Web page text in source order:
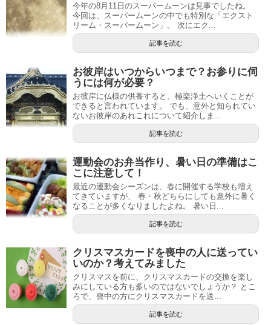
今年の8月11日のスーパームーンは見事でしたね。
今回は、スーパームーンの中でも特別な「エクスト
リーム・スーパームーン」。 次にエク...
記事を読む
お彼岸はいつからいつまで？お参りに伺
うには何が必要？
お彼岸に仏様の供養すると、極楽浄土へいくことが
できると言われています。 でも、意外と知られてい
ないお彼岸のあれこれについて紹介しま...
記事を読む
運動会のお弁当作り、暑い日の準備はこ
こに注意して！
最近の運動会シーズンは、春に開催する学校も増え
てきていますが、 春・秋どちらにしても意外に暑く
なることが多くなりましたよね。 暑い日...
記事を読む
クリスマスカードを喪中の人に送ってい
いのか？考えてみました
クリスマスを前に、クリスマスカードの交換を楽し
みにしている方も多いのではないでしょうか？ とこ
ろで、喪中の方にクリスマスカードを送...
記事を読む